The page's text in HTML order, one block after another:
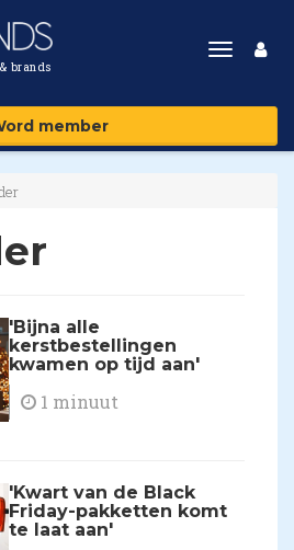
brands
Toggle
member
'Bijna alle
kerstbestellingen
kwamen op tijd aan'
1 minuut
'Kwart van de Black
Friday-pakketten komt
te laat aan'